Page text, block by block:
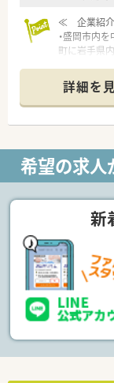
≪ 企業紹
・盛岡市内
町に岩手県
代の方が在
・無理な異
が整っていま
・休暇制度
彰制度、産
長く活躍で
りを経営者
環境で経験
≪ 薬局紹
・内科、整
の就業とな
・在宅対応
詳細を
希望の求
新